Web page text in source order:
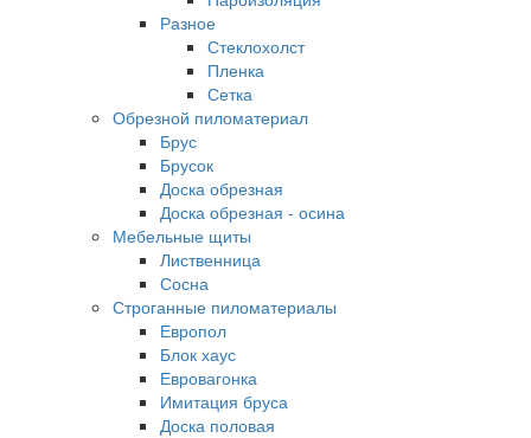
Разное
Стеклохолст
Пленка
Сетка
Обрезной пиломатериал
Брус
Брусок
Доска обрезная
Доска обрезная - осина
Мебельные щиты
Лиственница
Сосна
Строганные пиломатериалы
Европол
Блок хаус
Евровагонка
Имитация бруса
Доска половая